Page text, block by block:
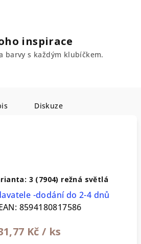
inspirace
barvy s každým klubíčkem.
Diskuze
3 (7904) režná světlá
-dodání do 2-4 dnů
8594180817586
Kč/ ks